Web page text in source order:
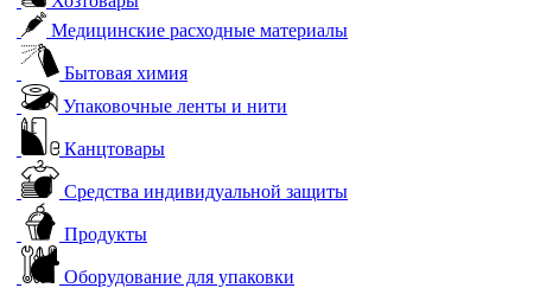
Медицинские расходные материалы
Бытовая химия
Упаковочные ленты и нити
Канцтовары
Средства индивидуальной защиты
Продукты
Оборудование для упаковки